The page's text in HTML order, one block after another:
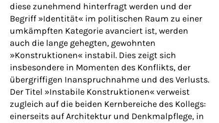
diese zunehmend hinterfragt werden und der
Begriff »Identität« im politischen Raum zu einer
umkämpften Kategorie avanciert ist, werden
auch die lange gehegten, gewohnten
»Konstruktionen« instabil. Dies zeigt sich
insbesondere in Momenten des Konflikts, der
übergriffigen Inanspruchnahme und des Verlusts.
Der Titel »Instabile Konstruktionen« verweist
zugleich auf die beiden Kernbereiche des Kollegs:
einerseits auf Architektur und Denkmalpflege, in